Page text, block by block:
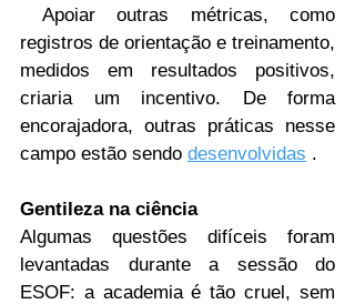
Apoiar outras métricas, como
registros de orientação e treinamento,
medidos em resultados positivos,
criaria um incentivo. De forma
encorajadora, outras práticas nesse
campo estão sendo desenvolvidas .
Gentileza na ciência
Algumas questões difíceis foram
levantadas durante a sessão do
ESOF: a academia é tão cruel, sem